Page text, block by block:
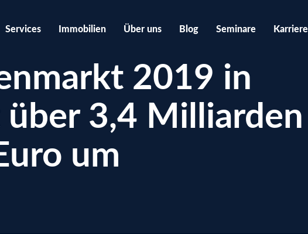
Services Immobilien Über uns Blog Seminare Karriere
2019 in
über 3,4 Milliarden
um